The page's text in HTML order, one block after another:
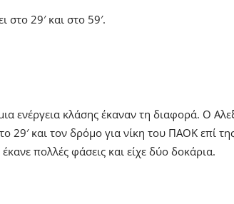
στο 29′ και στο 59′.
ενέργεια κλάσης έκαναν τη διαφορά. Ο
29′ και τον δρόμο για νίκη του ΠΑΟΚ επί
πολλές φάσεις και είχε δύο δοκάρια.